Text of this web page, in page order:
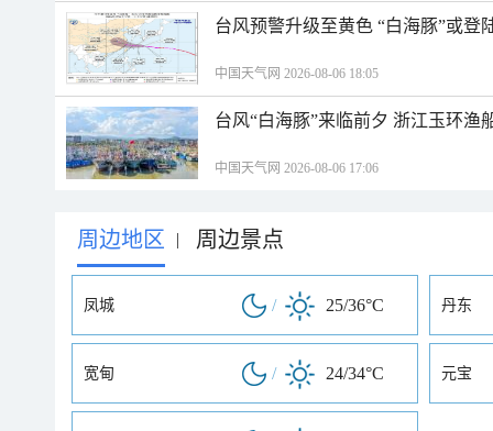
台风预警升级至黄色 “白海豚”或登
中国天气网 2026-08-06 18:05
台风“白海豚”来临前夕 浙江玉环渔
中国天气网 2026-08-06 17:06
周边地区 | 周边景点
凤城 / 25/36°C 丹东
宽甸 / 24/34°C 元宝